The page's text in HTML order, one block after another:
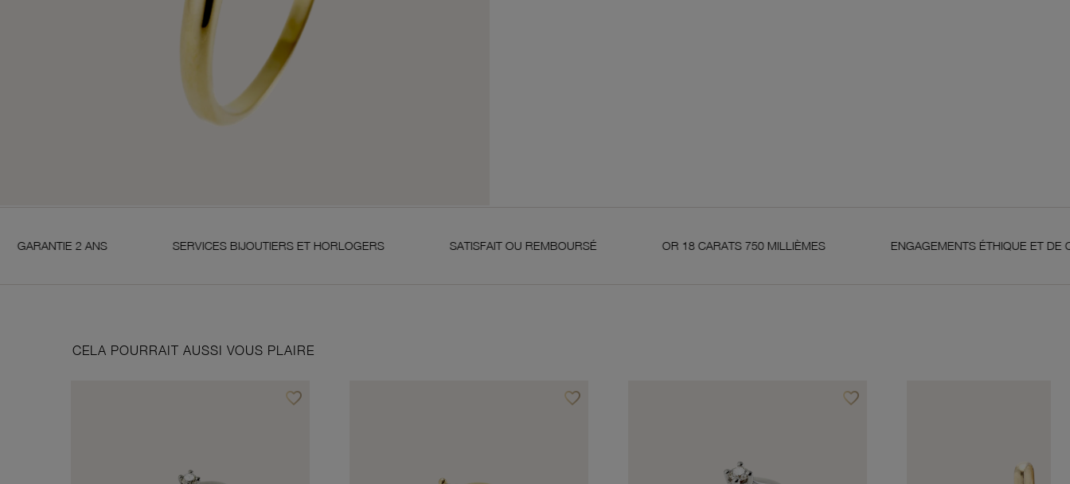
2 ANS SERVICES BIJOUTIERS ET HORLOGERS SATISFAIT OU REMBOURSÉ OR 18 CARATS 750 MILLIÈMES ENGAGEMENTS ÉTHIQUE ET DE QUALITÉ
CELA POURRAIT AUSSI VOUS PLAIRE
favorite_borderAjouter à vos favoris favorite_borderAjouter à vos favoris favorite_borderAjouter à vos favoris